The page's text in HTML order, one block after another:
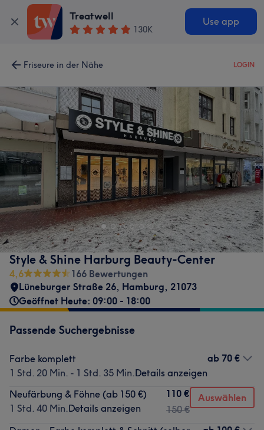
Treatwell
130K
Use app
Friseure in der Nähe LOGIN
Style & Shine Harburg Beauty-Center
4,6
166 Bewertungen
Lüneburger Straße 26, Hamburg, 21073
Geöffnet Heute: 09:00 - 18:00
Passende Suchergebnisse
Farbe komplett
1 Std. 20 Min. - 1 Std. 35 Min.Details anzeigen
ab 70 €
Neufärbung & Föhne (ab 150 €)
1 Std. 40 Min.Details anzeigen
110 €
150 €
Auswählen